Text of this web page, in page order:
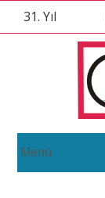
31. Yıl